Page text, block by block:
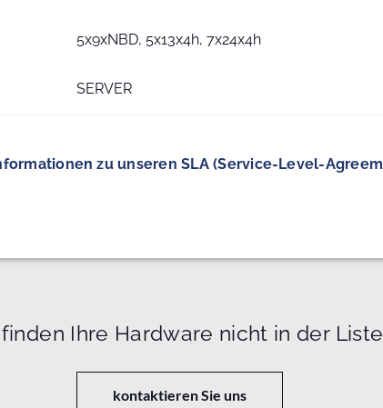
5x9xNBD, 5x13x4h, 7x24x4h
SERVER
zu unseren SLA (Service-Level-
Ihre Hardware nicht in der
kontaktieren Sie uns